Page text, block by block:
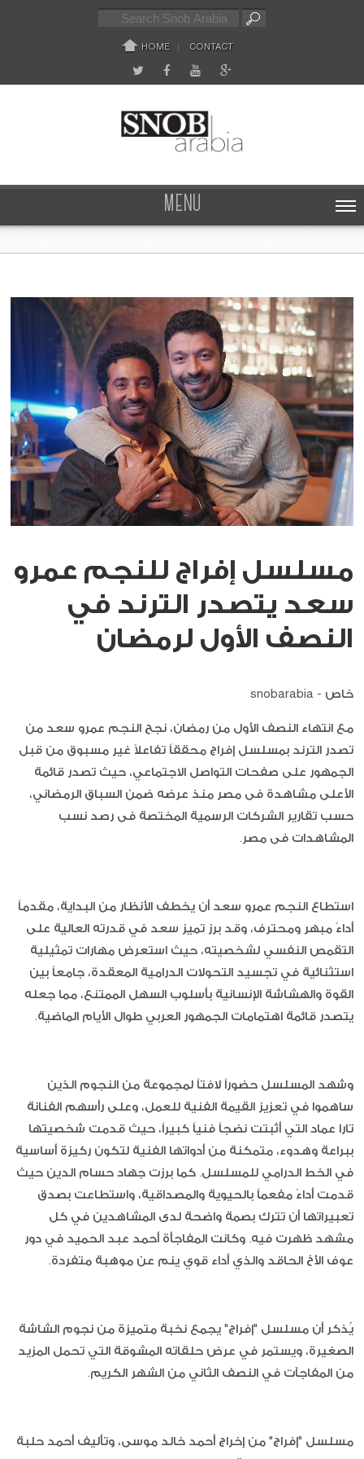
HOME CONTACT
MENU
مسلسل إفراج للنجم عمرو
سعد يتصدر الترند في
النصف الأول لرمضان
خاص - snobarabia
مع انتهاء النصف الأول من رمضان، نجح النجم عمرو سعد من
تصدر الترند بمسلسل إفراج محققاً تفاعلاً غير مسبوق من قبل
الجمهور على صفحات التواصل الاجتماعي، حيث تصدر قائمة
الأعلى مشاهدة فى مصر منذ عرضه ضمن السباق الرمضاني،
حسب تقارير الشركات الرسمية المختصة فى رصد نسب
المشاهدات فى مصر.
استطاع النجم عمرو سعد أن يخطف الأنظار من البداية، مقدماً
أداءً مبهر ومحترف، وقد برز تميز سعد في قدرته العالية على
التقمص النفسي لشخصيته، حيث استعرض مهارات تمثيلية
استثنائية في تجسيد التحولات الدرامية المعقدة، جامعاً بين
القوة والهشاشة الإنسانية بأسلوب السهل الممتنع، مما جعله
يتصدر قائمة اهتمامات الجمهور العربي طوال الأيام الماضية.
وشهد المسلسل حضوراً لافتاً لمجموعة من النجوم الذين
ساهموا في تعزيز القيمة الفنية للعمل، وعلى رأسهم الفنانة
تارا عماد التي أثبتت نضجاً فنياً كبيراً، حيث قدمت شخصيتها
ببراعة وهدوء، متمكنة من أدواتها الفنية لتكون ركيزة أساسية
في الخط الدرامي للمسلسل. كما برزت جهاد حسام الدين حيث
قدمت أداءً مفعماً بالحيوية والمصداقية، واستطاعت بصدق
تعبيراتها أن تترك بصمة واضحة لدى المشاهدين في كل
مشهد ظهرت فيه. وكانت المفاجأة أحمد عبد الحميد في دور
عوف الأخ الحاقد والذي أداء قوي ينم عن موهبة متفردة.
يُذكر أن مسلسل "إفراج" يجمع نخبة متميزة من نجوم الشاشة
الصغيرة، ويستمر في عرض حلقاته المشوقة التي تحمل المزيد
من المفاجآت في النصف الثاني من الشهر الكريم.
مسلسل "إفراج" من إخراج أحمد خالد موسى، وتأليف أحمد حلبة